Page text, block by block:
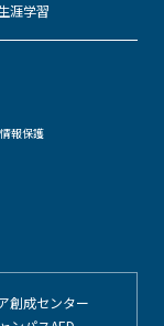
涯学習
報保護
創成センター